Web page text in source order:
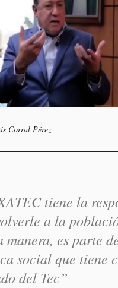
Corral Pérez
tiene la
a la
manera, es parte
social que tiene
del Tec”